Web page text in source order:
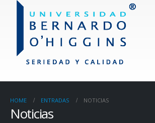
HOME ENTRADAS NOTICIAS
Noticias